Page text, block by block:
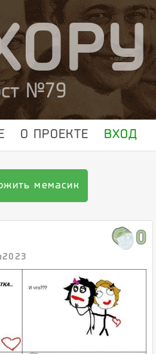
№79
О ПРОЕКТЕ ВХОД
мемасик
0